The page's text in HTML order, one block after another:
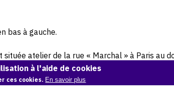
bas à gauche.
atelier de la rue « Marchal » à Paris au
© Archives Michel Mousseau
à l'aide de cookies
ces cookies. En savoir plus